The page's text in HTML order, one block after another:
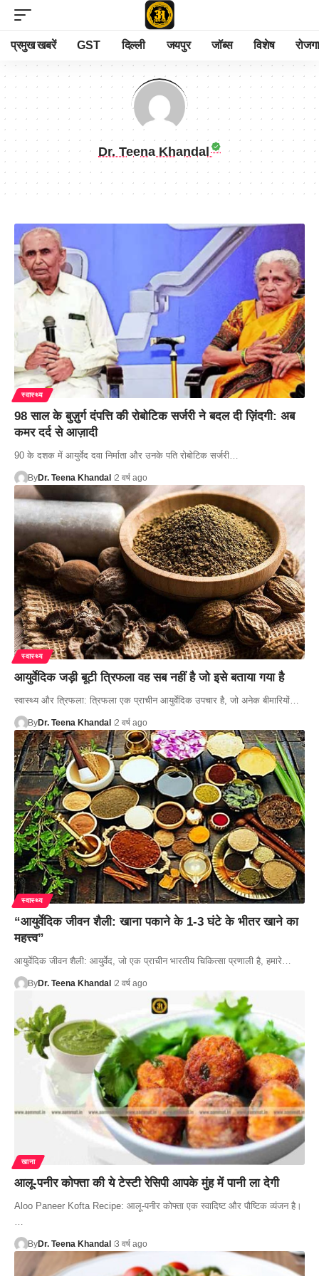
प्रमुख खबरें GST दिल्ली जयपुर जॉब्स विशेष
Dr. Teena Khandal
स्वास्थ्य
98 साल के बुज़ुर्ग दंपत्ति की रोबोटिक सर्जरी ने बदल दी ज़िंदगी: अब
कमर दर्द से आज़ादी
90 के दशक में आयुर्वेद दवा निर्माता और उनके पति रोबोटिक सर्जरी…
ByDr. Teena Khandal 2 वर्ष ago
स्वास्थ्य
आयुर्वेदिक जड़ी बूटी त्रिफला वह सब नहीं है जो इसे बताया गया है
स्वास्थ्य और त्रिफला: त्रिफला एक प्राचीन आयुर्वेदिक उपचार है, जो अनेक बीमारियों…
ByDr. Teena Khandal 2 वर्ष ago
स्वास्थ्य
“आयुर्वेदिक जीवन शैली: खाना पकाने के 1-3 घंटे के भीतर खाने का
महत्त्व”
आयुर्वेदिक जीवन शैली: आयुर्वेद, जो एक प्राचीन भारतीय चिकित्सा प्रणाली है, हमारे…
ByDr. Teena Khandal 2 वर्ष ago
खाना
आलू-पनीर कोफ्ता की ये टेस्टी रेसिपी आपके मुंह में पानी ला देगी
Aloo Paneer Kofta Recipe: आलू-पनीर कोफ्ता एक स्वादिष्ट और पौष्टिक व्यंजन है।
…
ByDr. Teena Khandal 3 वर्ष ago